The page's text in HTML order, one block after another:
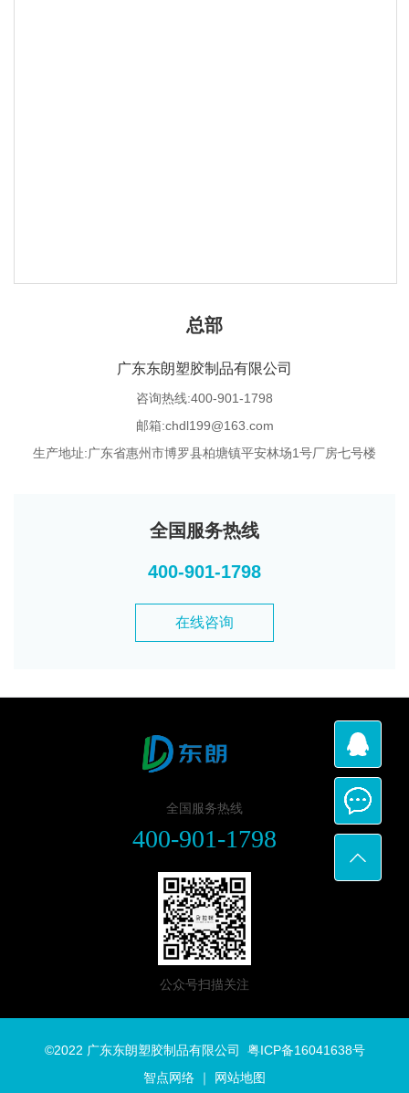
总部
广东东朗塑胶制品有限公司
咨询热线:400-901-1798
邮箱:chdl199@163.com
生产地址:广东省惠州市博罗县柏塘镇平安林场1号厂房七号楼
全国服务热线
400-901-1798
在线咨询
全国服务热线
400-901-1798
公众号扫描关注
©2022 广东东朗塑胶制品有限公司 粤ICP备16041638号
智点网络 ｜ 网站地图